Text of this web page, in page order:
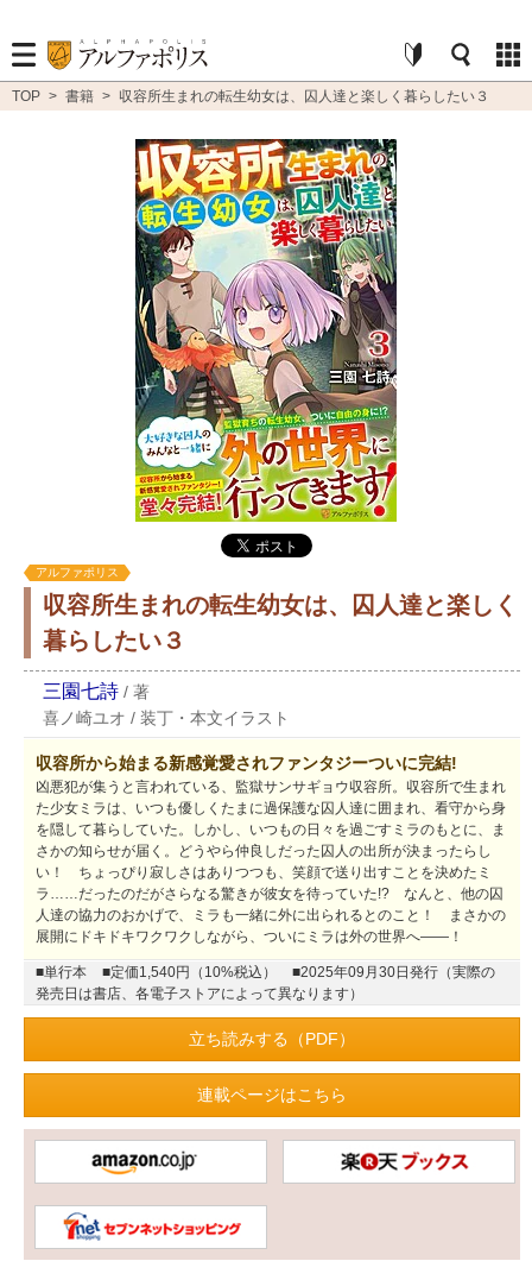
TOP > 書籍 > 収容所生まれの転生幼女は、囚人達と楽しく暮らしたい３
アルファポリス
収容所生まれの転生幼女は、囚人達と楽しく
暮らしたい３
三園七詩 / 著
喜ノ崎ユオ / 装丁・本文イラスト
収容所から始まる新感覚愛されファンタジーついに完結!
凶悪犯が集うと言われている、監獄サンサギョウ収容所。収容所で生まれ
た少女ミラは、いつも優しくたまに過保護な囚人達に囲まれ、看守から身
を隠して暮らしていた。しかし、いつもの日々を過ごすミラのもとに、ま
さかの知らせが届く。どうやら仲良しだった囚人の出所が決まったらし
い！ ちょっぴり寂しさはありつつも、笑顔で送り出すことを決めたミ
ラ……だったのだがさらなる驚きが彼女を待っていた!? なんと、他の囚
人達の協力のおかげで、ミラも一緒に外に出られるとのこと！ まさかの
展開にドキドキワクワクしながら、ついにミラは外の世界へ――！
■単行本 ■定価1,540円（10%税込）
■2025年09月30日発行（実際の
発売日は書店、各電子ストアによって異なります）
立ち読みする（PDF）
連載ページはこちら